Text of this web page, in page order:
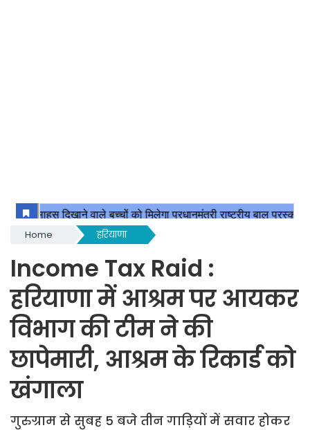
Home हरियाणा
Income Tax Raid :
हरियाणा में आश्रम पर आयकर
विभाग की टीम ने की
छापेमारी, आश्रम के रिकार्ड को
खंगाला
गुरुग्राम से सुबह 5 बजे तीन गाड़ियों में सवार होकर